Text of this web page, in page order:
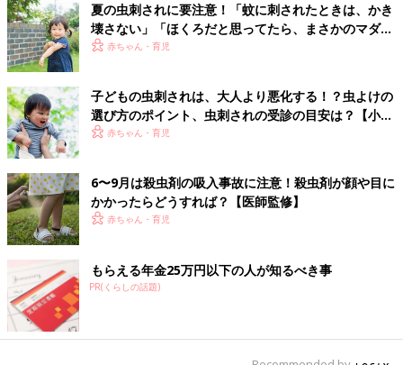
夏の虫刺されに要注意！「蚊に刺されたときは、かき
壊さない」「ほくろだと思ってたら、まさかのマダ
ニ」【皮膚科医】
赤ちゃん・育児
子どもの虫刺されは、大人より悪化する！？虫よけの
選び方のポイント、虫刺されの受診の目安は？【小児
科医】
赤ちゃん・育児
6〜9月は殺虫剤の吸入事故に注意！殺虫剤が顔や目に
かかったらどうすれば？【医師監修】
赤ちゃん・育児
もらえる年金25万円以下の人が知るべき事
PR(くらしの話題)